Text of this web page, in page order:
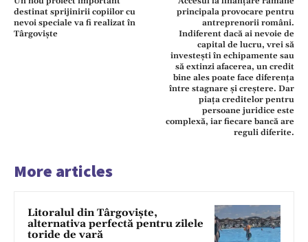
destinat sprijinirii copiilor cu
nevoi speciale va fi realizat în
Târgoviște
principala provocare pentru
antreprenorii români.
Indiferent dacă ai nevoie de
capital de lucru, vrei să
investești în echipamente sau
să extinzi afacerea, un credit
bine ales poate face diferența
între stagnare și creștere. Dar
piața creditelor pentru
persoane juridice este
complexă, iar fiecare bancă are
reguli diferite.
More articles
Litoralul din Târgoviște,
alternativa perfectă pentru zilele
toride de vară